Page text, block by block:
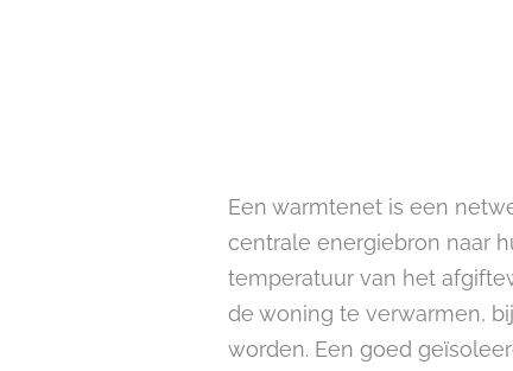
Een warmtenet is een
centrale energiebron naar
temperatuur van het
de woning te verwarmen,
worden. Een goed